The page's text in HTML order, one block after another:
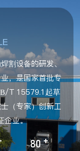
割设备的研发、
，是国家首批专
T 15579.1起草
（专家）创新工
企业。
80 +